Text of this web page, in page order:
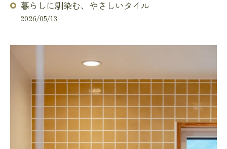
暮らしに馴染む、やさしいタイル
2026/05/13